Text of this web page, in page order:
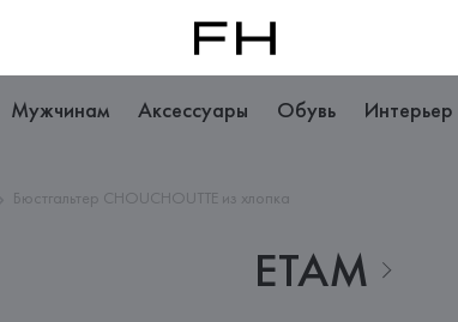
Мужчинам Аксессуары Обувь Интерьер
Бюстгальтер CHOUCHOUTTE из хлопка
ETAM